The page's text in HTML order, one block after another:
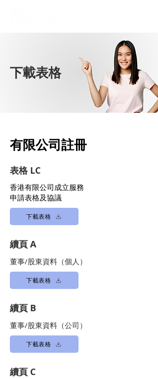
下載表格
有限公司註冊
表格 LC
香港有限公司成立服務
申請表格及協議
下載表格
續頁 A
董事/股東資料（個人）
下載表格
續頁 B
董事/股東資料（公司）
下載表格
續頁 C